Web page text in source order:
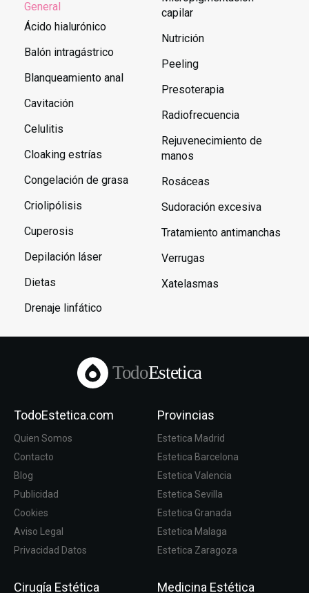
General
Ácido hialurónico
Balón intragástrico
Blanqueamiento anal
Cavitación
Celulitis
Cloaking estrías
Congelación de grasa
Criolipólisis
Cuperosis
Depilación láser
Dietas
Drenaje linfático
capilar
Nutrición
Peeling
Presoterapia
Radiofrecuencia
Rejuvenecimiento de
manos
Rosáceas
Sudoración excesiva
Tratamiento antimanchas
Verrugas
Xatelasmas
TodoEstetica
TodoEstetica.com
Quien Somos
Contacto
Blog
Publicidad
Cookies
Aviso Legal
Privacidad Datos
Provincias
Estetica Madrid
Estetica Barcelona
Estetica Valencia
Estetica Sevilla
Estetica Granada
Estetica Malaga
Estetica Zaragoza
Cirugía Estética Medicina Estética